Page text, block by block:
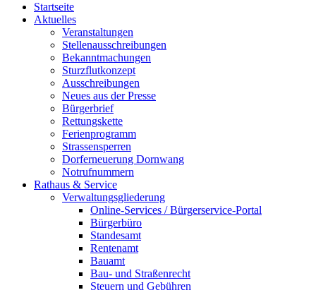
Startseite
Aktuelles
Veranstaltungen
Stellenausschreibungen
Bekanntmachungen
Sturzflutkonzept
Ausschreibungen
Neues aus der Presse
Bürgerbrief
Rettungskette
Ferienprogramm
Strassensperren
Dorferneuerung Dornwang
Notrufnummern
Rathaus & Service
Verwaltungsgliederung
Online-Services / Bürgerservice-Portal
Bürgerbüro
Standesamt
Rentenamt
Bauamt
Bau- und Straßenrecht
Steuern und Gebühren